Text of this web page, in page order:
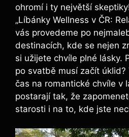
ohromí i ty největší
„Líbánky Wellness v ČR:
vás provedeme po
destinacích, kde se nejen
si užijete chvíle plné lásky.
po svatbě musí začít
čas na romantické chvíle v
postarají tak, že
starosti i na to, kde jste